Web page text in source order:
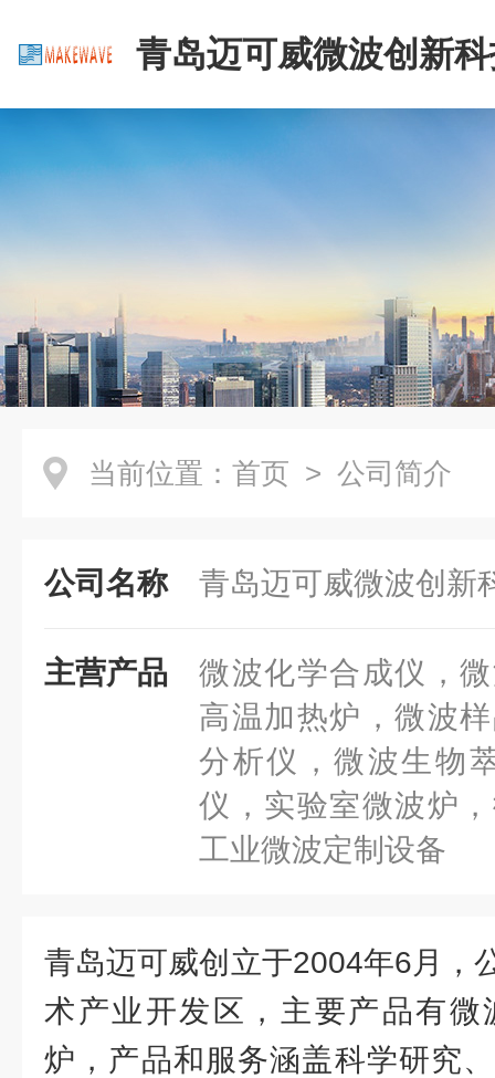
青岛迈可威微波创新
公司
当前位置： 首页 > 公司简介
公司名称 青岛迈可威微波创新
主营产品
微波化学合成仪，
高温加热炉，微波
分析仪，微波生物
仪，实验室微波炉
工业微波定制设备
青岛迈可威创立于2004年6月，
术产业开发区，主要产品有微
炉，产品和服务涵盖科学研究